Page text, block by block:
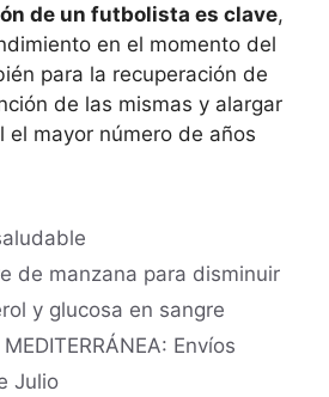
de un futbolista es clave,
en el momento del
para la recuperación de
de las mismas y alargar
el mayor número de años
de manzana para disminuir
y glucosa en sangre
Envíos
Julio